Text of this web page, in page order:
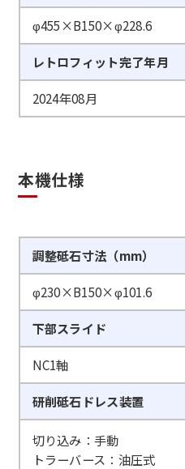
φ455×B150×φ228.6
レトロフィット完了年月
2024年08月
本機仕様
調整砥石寸法（mm）
φ230×B150×φ101.6
下部スライド
NC1軸
研削砥石ドレス装置
切り込み：手動
トラーバース：油圧式